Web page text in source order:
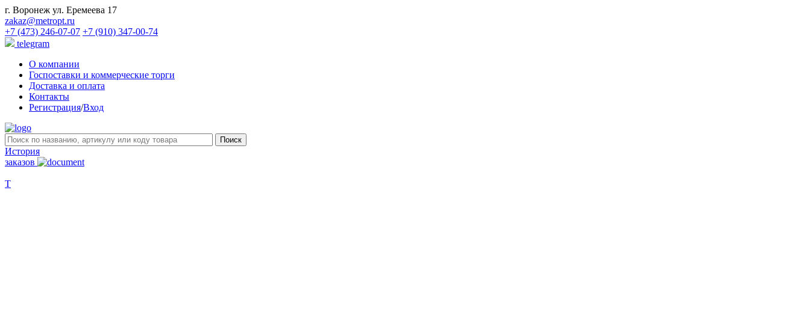
г. Воронеж ул. Еремеева 17
zakaz@metropt.ru
+7 (473) 246-07-07 +7 (910) 347-00-74
telegram
О компании
Госпоставки и коммерческие торги
Доставка и оплата
Контакты
Регистрация/Вход
История
заказов
Т